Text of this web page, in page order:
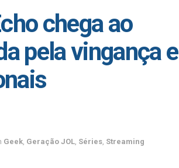
chega ao
pela vingança e
Geek Geração JOL Séries Streaming